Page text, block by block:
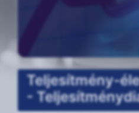
Teljesítmény-
-